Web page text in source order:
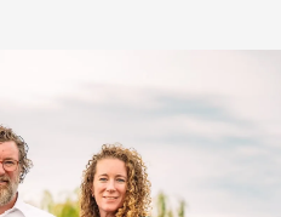
xc90